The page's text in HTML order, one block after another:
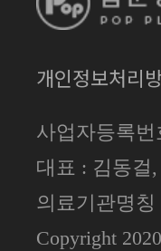
개인정보처리
사업자등록번
대표 : 김동걸
의료기관명
Copyright